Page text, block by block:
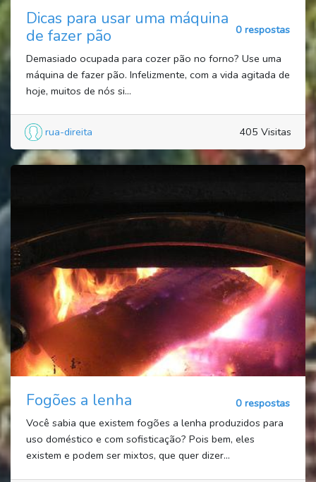
Dicas para usar uma máquina
de fazer pão
0 respostas
Demasiado ocupada para cozer pão no forno? Use uma
máquina de fazer pão. Infelizmente, com a vida agitada de
hoje, muitos de nós si...
rua-direita 405 Visitas
Fogões a lenha
0 respostas
Você sabia que existem fogões a lenha produzidos para
uso doméstico e com sofisticação? Pois bem, eles
existem e podem ser mixtos, que quer dizer...